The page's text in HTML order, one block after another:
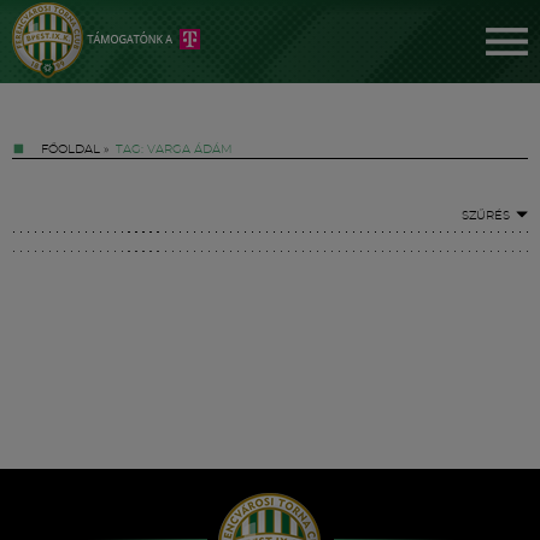
FŐOLDAL » TAG: VARGA ÁDÁM
SZŰRÉS
Hírek